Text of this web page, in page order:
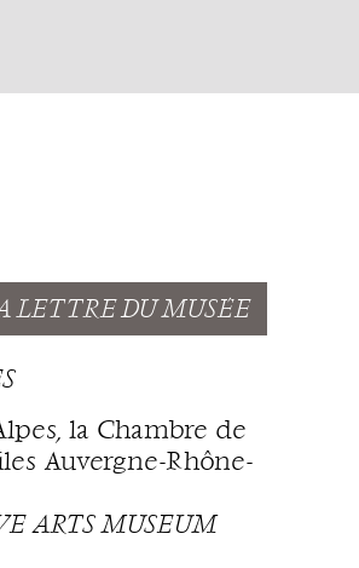
LETTRE DU MUSÉE
la Chambre de
Auvergne-Rhône-
ARTS MUSEUM